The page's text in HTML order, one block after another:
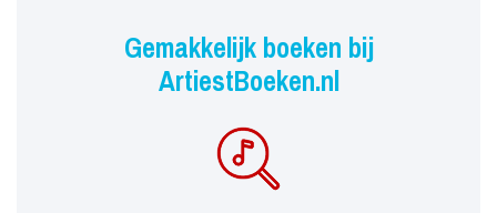
Gemakkelijk boeken bij
ArtiestBoeken.nl